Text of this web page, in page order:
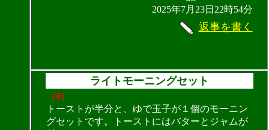
2025年7月23日22時54分
返事を書く
ライトモーニングセット
（8）
トーストが半分と、ゆで玉子が１個のモーニン
グセットです。トーストにはバターとジャムが